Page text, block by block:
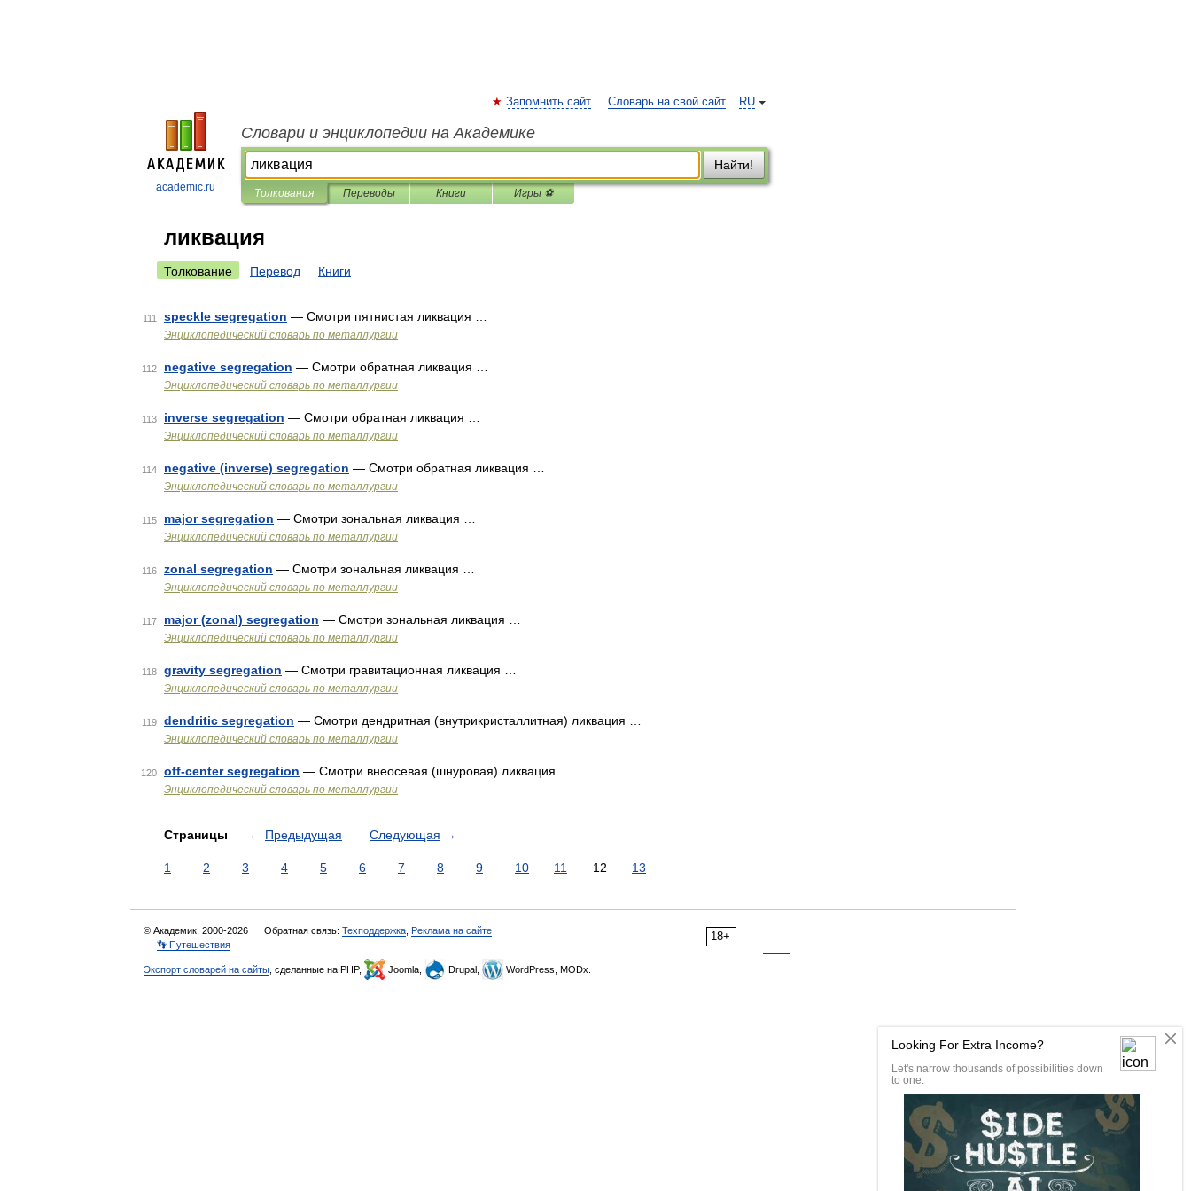
academic.ru
RU
Запомнить сайт Словарь на свой сайт
Словари и энциклопедии на Академике
Найти!
Толкования Переводы Книги Игры ⚽
ликвация
Толкование Перевод Книги
111 speckle segregation — Смотри пятнистая ликвация …
Энциклопедический словарь по металлургии
112 negative segregation — Смотри обратная ликвация …
Энциклопедический словарь по металлургии
113 inverse segregation — Смотри обратная ликвация …
Энциклопедический словарь по металлургии
114 negative (inverse) segregation — Смотри обратная ликвация …
Энциклопедический словарь по металлургии
115 major segregation — Смотри зональная ликвация …
Энциклопедический словарь по металлургии
116 zonal segregation — Смотри зональная ликвация …
Энциклопедический словарь по металлургии
117 major (zonal) segregation — Смотри зональная ликвация …
Энциклопедический словарь по металлургии
118 gravity segregation — Смотри гравитационная ликвация …
Энциклопедический словарь по металлургии
119 dendritic segregation — Смотри дендритная (внутрикристаллитная) ликвация …
Энциклопедический словарь по металлургии
120 off-center segregation — Смотри внеосевая (шнуровая) ликвация …
Энциклопедический словарь по металлургии
Страницы ← Предыдущая Следующая →
1 2 3 4 5 6 7 8 9 10 11 12 13
18+
© Академик, 2000-2026 Обратная связь: Техподдержка Реклама на сайте
👣 Путешествия
Экспорт словарей на сайты , сделанные на PHP, Joomla, Drupal, WordPress, MODx.